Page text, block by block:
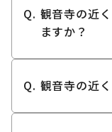
観音寺の近
ますか？
観音寺の近